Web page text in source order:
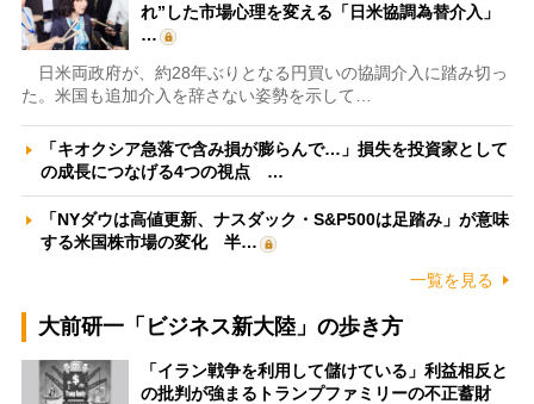
れ”した市場心理を変える「日米協調為替介入」
…
日米両政府が、約28年ぶりとなる円買いの協調介入に踏み切っ
た。米国も追加介入を辞さない姿勢を示して…
「キオクシア急落で含み損が膨らんで…」損失を投資家として
の成長につなげる4つの視点 …
「NYダウは高値更新、ナスダック・S&P500は足踏み」が意味
する米国株市場の変化 半…
一覧を見る
大前研一「ビジネス新大陸」の歩き方
「イラン戦争を利用して儲けている」利益相反と
の批判が強まるトランプファミリーの不正蓄財